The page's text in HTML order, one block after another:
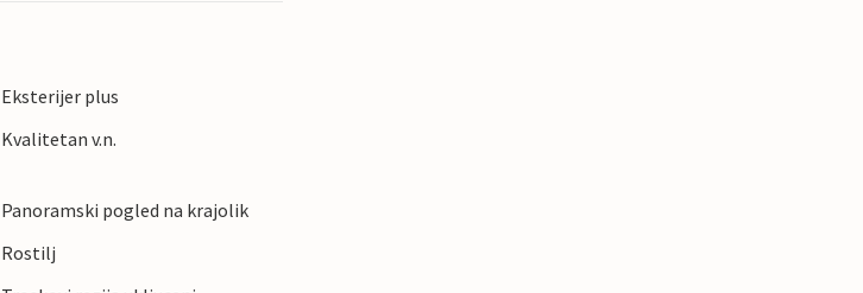
Eksterijer plus
Kvalitetan v.n.
Panoramski pogled na krajolik
Rostilj